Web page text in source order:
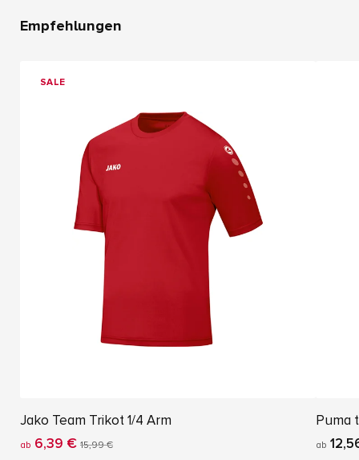
Empfehlungen
SALE
Jako Team Trikot 1/4 Arm
ab 6,39 € 15,99 €
Puma
ab